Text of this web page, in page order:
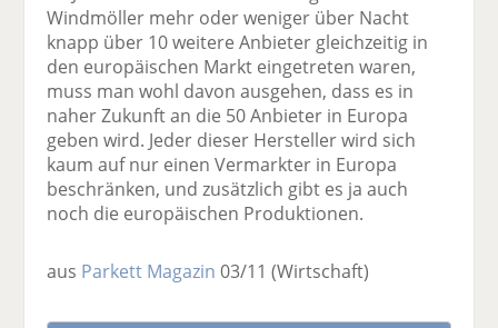
Windmöller mehr oder weniger über Nacht
knapp über 10 weitere Anbieter gleichzeitig in
den europäischen Markt eingetreten waren,
muss man wohl davon ausgehen, dass es in
naher Zukunft an die 50 Anbieter in Europa
geben wird. Jeder dieser Hersteller wird sich
kaum auf nur einen Vermarkter in Europa
beschränken, und zusätzlich gibt es ja auch
noch die europäischen Produktionen.
aus Parkett Magazin 03/11(Wirtschaft)